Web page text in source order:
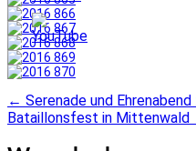
Post
navigation
← Serenade und
Bataillonsfest in Mittenwald